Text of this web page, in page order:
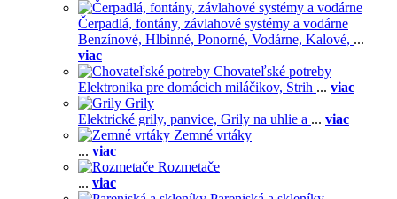
Čerpadlá, fontány, závlahové systémy a vodárne
Benzínové, Hlbinné, Ponorné, Vodárne, Kalové, ...
viac
Chovateľské potreby
Elektronika pre domácich miláčikov, Strih ... viac
Grily
Elektrické grily, panvice, Grily na uhlie a ... viac
Zemné vrtáky
... viac
Rozmetače
... viac